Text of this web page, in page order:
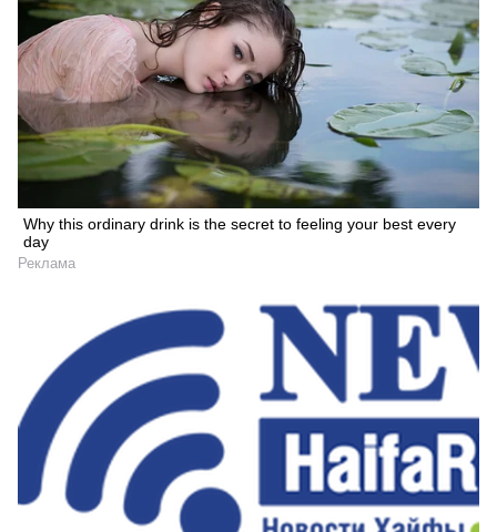
Why this ordinary drink is the secret to feeling your best every
day
Реклама